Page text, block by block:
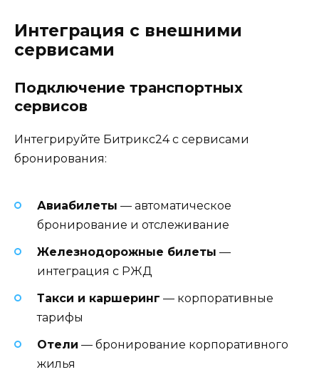
Интеграция с внешними
сервисами
Подключение транспортных
сервисов
Интегрируйте Битрикс24 с сервисами
бронирования:
Авиабилеты — автоматическое
бронирование и отслеживание
Железнодорожные билеты —
интеграция с РЖД
Такси и каршеринг — корпоративные
тарифы
Отели — бронирование корпоративного
жилья